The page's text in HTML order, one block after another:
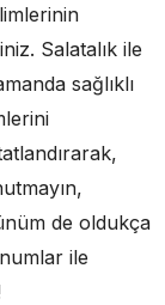
Salatalık ile
sağlıklı
de oldukça
ile